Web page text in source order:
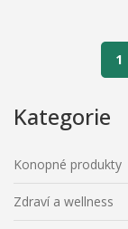
1
Kategorie
Konopné produkty
Zdraví a wellness